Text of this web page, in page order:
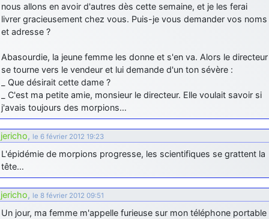
nous allons en avoir d'autres dès cette semaine, et je les ferai
livrer gracieusement chez vous. Puis-je vous demander vos noms
et adresse ?
Abasourdie, la jeune femme les donne et s'en va. Alors le directeur
se tourne vers le vendeur et lui demande d'un ton sévère :
_ Que désirait cette dame ?
_ C'est ma petite amie, monsieur le directeur. Elle voulait savoir si
j'avais toujours des morpions…
jericho, le 6 février 2012 19:23
L'épidémie de morpions progresse, les scientifiques se grattent la
tête…
jericho, le 8 février 2012 09:51
Un jour, ma femme m'appelle furieuse sur mon téléphone portable